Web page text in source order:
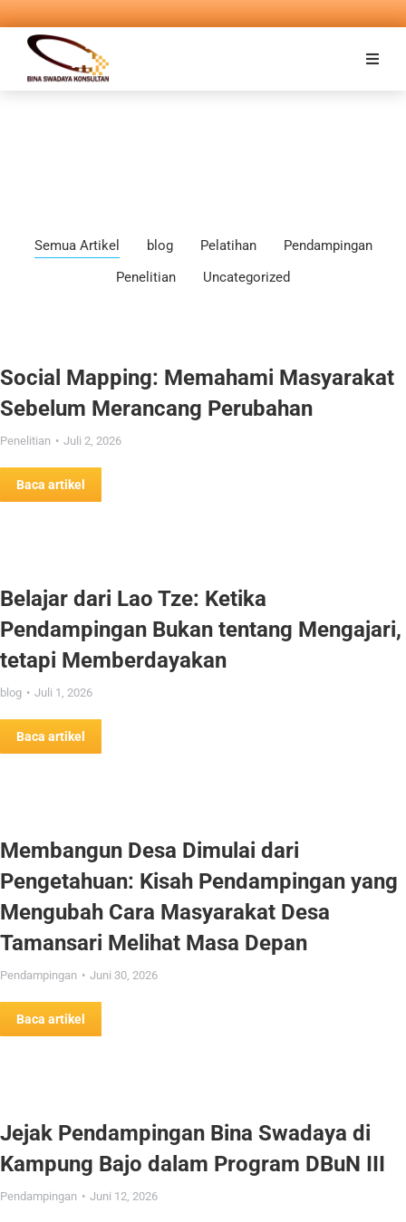
Semua Artikel blog Pelatihan
Pendampingan
Penelitian
Uncategorized
Social Mapping: Memahami Masyarakat
Sebelum Merancang Perubahan
Penelitian Juli 2, 2026
Baca artikel
Belajar dari Lao Tze: Ketika
Pendampingan Bukan tentang Mengajari,
tetapi Memberdayakan
blog Juli 1, 2026
Baca artikel
Membangun Desa Dimulai dari
Pengetahuan: Kisah Pendampingan yang
Mengubah Cara Masyarakat Desa
Tamansari Melihat Masa Depan
Pendampingan Juni 30, 2026
Baca artikel
Jejak Pendampingan Bina Swadaya di
Kampung Bajo dalam Program DBuN III
Pendampingan Juni 12, 2026